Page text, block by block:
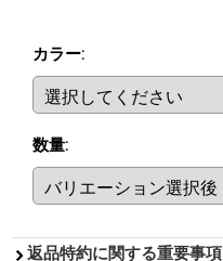
カラー:
数量:
返品特約に関する重要事項